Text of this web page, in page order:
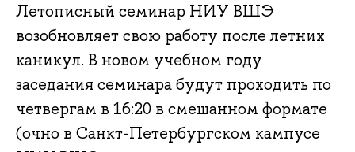
Летописный семинар НИУ ВШЭ
возобновляет свою работу после летних
каникул. В новом учебном году
заседания семинара будут проходить по
четвергам в 16:20 в смешанном формате
(очно в Санкт-Петербургском кампусе